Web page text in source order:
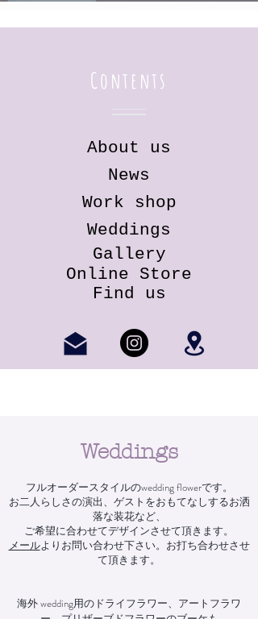
Contents
About us
​News
Work shop
​Weddings
Gallery
​Online Store
​Find us
Weddings
フルオーダースタイルのwedding flowerです。
お二人らしさの演出、 ゲストをおもてなしするお洒
落な装花など、
ご希望に合わせてデザインさせて頂きます。
メールよりお問い合わせ下さい。お打ち合わせさせ
て頂きます。
海外 wedding用のドライフラワー、アートフラワ